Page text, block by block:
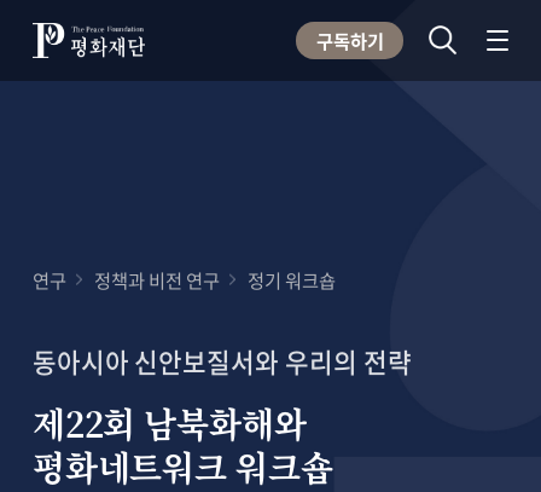
구독하기
연구 정책과 비전 연구 정기 워크숍
동아시아 신안보질서와 우리의 전략
제22회 남북화해와
평화네트워크 워크숍